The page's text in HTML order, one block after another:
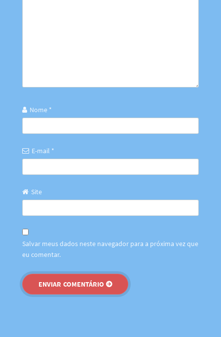
Nome *
E-mail *
Site
Salvar meus dados neste navegador para a próxima vez que
eu comentar.